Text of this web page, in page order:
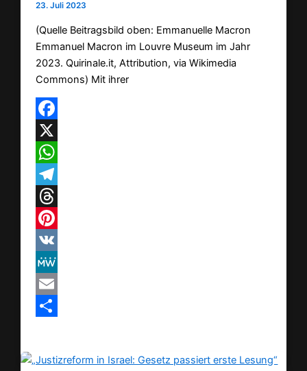
23. Juli 2023
(Quelle Beitragsbild oben: Emmanuelle Macron
Emmanuel Macron im Louvre Museum im Jahr
2023. Quirinale.it, Attribution, via Wikimedia
Commons) Mit ihrer
Facebook
X
WhatsApp
Telegram
Threads
Pinterest
VK
MeWe
Email